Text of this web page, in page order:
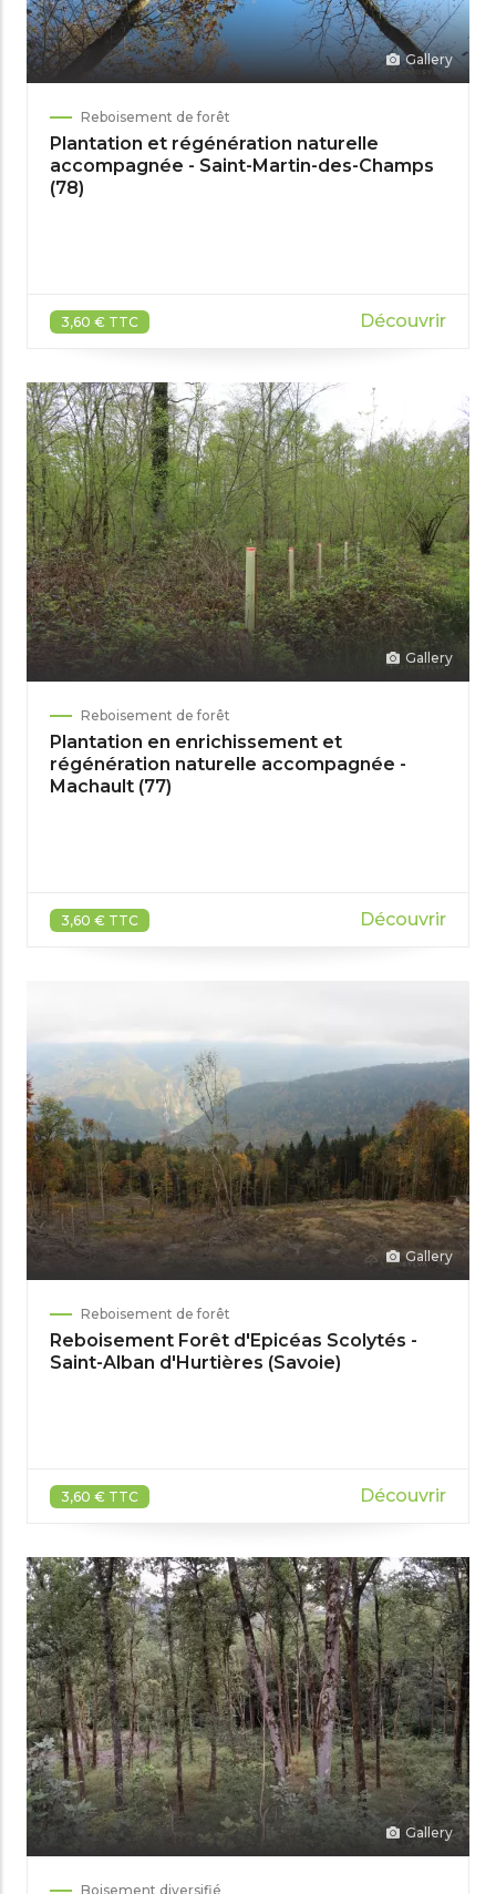
Gallery
Reboisement de forêt
Plantation et régénération naturelle
accompagnée - Saint-Martin-des-Champs
(78)
3,60 € TTC Découvrir
Gallery
Reboisement de forêt
Plantation en enrichissement et
régénération naturelle accompagnée -
Machault (77)
3,60 € TTC Découvrir
Gallery
Reboisement de forêt
Reboisement Forêt d'Epicéas Scolytés -
Saint-Alban d'Hurtières (Savoie)
3,60 € TTC Découvrir
Gallery
Boisement diversifié